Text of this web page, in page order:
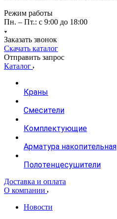
Режим работы
Пн. – Пт.: с 9:00 до 18:00
Заказать звонок
Скачать каталог
Отправить запрос
Каталог
Краны
Смесители
Комплектующие
Арматура накопительная
Полотенцесушители
Доставка и оплата
О компании
Новости